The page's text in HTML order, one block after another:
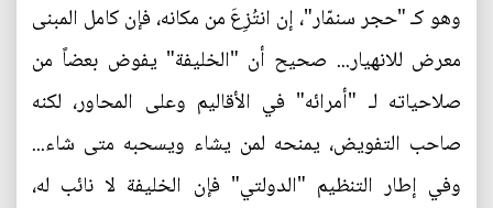
وهو كـ "حجر سنمّار"، إن انتُزِعَ من مكانه، فإن كامل المبنى
معرض للانهيار... صحيح أن "الخليفة" يفوض بعضاً من
صلاحياته لـ "أمرائه" في الأقاليم وعلى المحاور، لكنه
صاحب التفويض، يمنحه لمن يشاء ويسحبه متى شاء...
وفي إطار التنظيم "الدولتي" فإن الخليفة لا نائب له،